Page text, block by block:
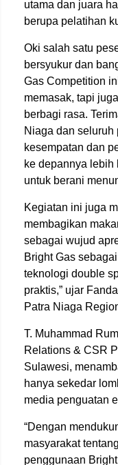
utama dan juara
berupa pelatihan
Oki salah satu
bersyukur dan
Gas Competition
memasak, tapi
berbagi rasa.
Niaga dan seluruh
kesempatan dan
ke depannya
untuk berani
Kegiatan ini juga
membagikan
sebagai wujud
Bright Gas
teknologi double
praktis,” ujar
Patra Niaga
T. Muhammad
Relations & CSR
Sulawesi,
hanya sekedar
media penguatan
“Dengan
masyarakat
penggunaan